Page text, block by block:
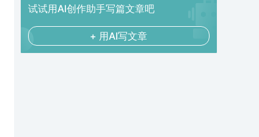
试试用AI创作助手写篇文章吧
+ 用AI写文章